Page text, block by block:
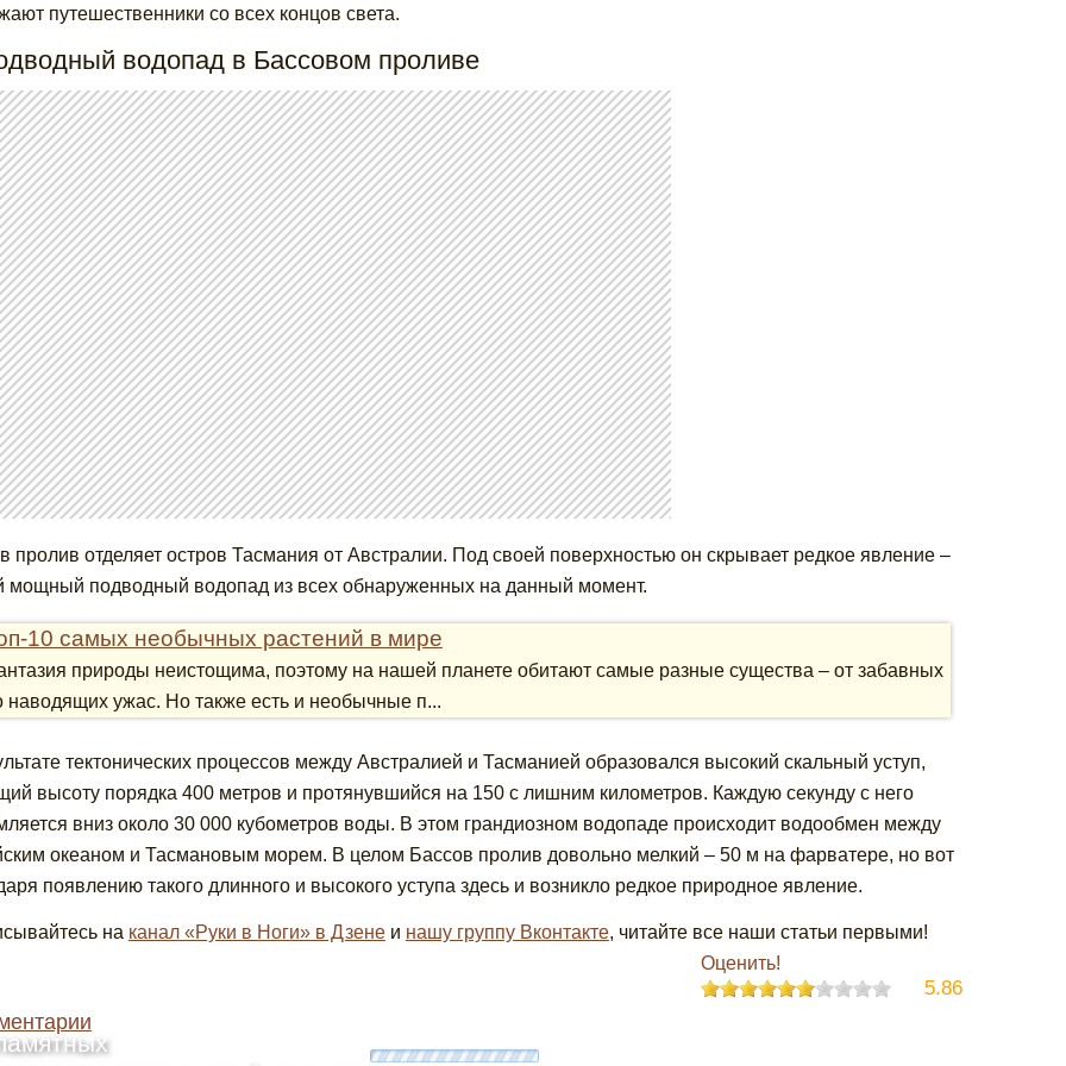
путешественники со всех концов света.
водопад в Бассовом проливе
пролив отделяет остров Тасмания от Австралии. Под своей поверхностью он скрывает редкое явление –
мощный подводный водопад из всех обнаруженных на данный момент.
10 самых необычных растений в мире
природы неистощима, поэтому на нашей планете обитают самые разные существа – от забавных
наводящих ужас. Но также есть и необычные п...
тектонических процессов между Австралией и Тасманией образовался высокий скальный уступ,
высоту порядка 400 метров и протянувшийся на 150 с лишним километров. Каждую секунду с него
вниз около 30 000 кубометров воды. В этом грандиозном водопаде происходит водообмен между
океаном и Тасмановым морем. В целом Бассов пролив довольно мелкий – 50 м на фарватере, но вот
появлению такого длинного и высокого уступа здесь и возникло редкое природное явление.
на канал «Руки в Ноги» в Дзенеи нашу группу Вконтакте, читайте все наши статьи первыми!
Оценить!
5.86